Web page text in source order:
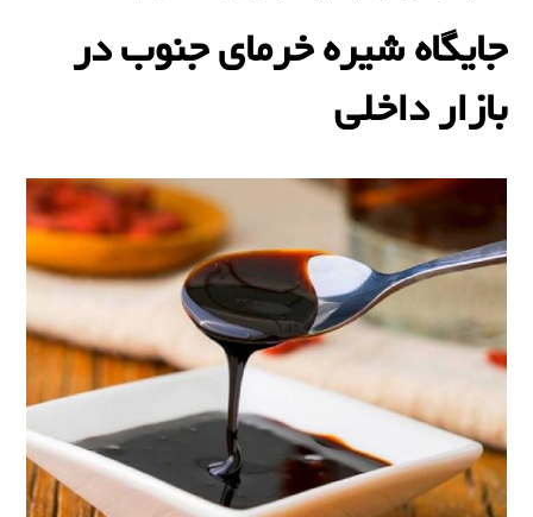
جایگاه شیره خرمای جنوب در
بازار داخلی